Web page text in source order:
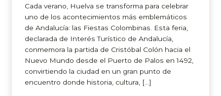
Cada verano, Huelva se transforma para celebrar
uno de los acontecimientos más emblemáticos
de Andalucía: las Fiestas Colombinas. Esta feria,
declarada de Interés Turístico de Andalucía,
conmemora la partida de Cristóbal Colón hacia el
Nuevo Mundo desde el Puerto de Palos en 1492,
convirtiendo la ciudad en un gran punto de
encuentro donde historia, cultura, […]